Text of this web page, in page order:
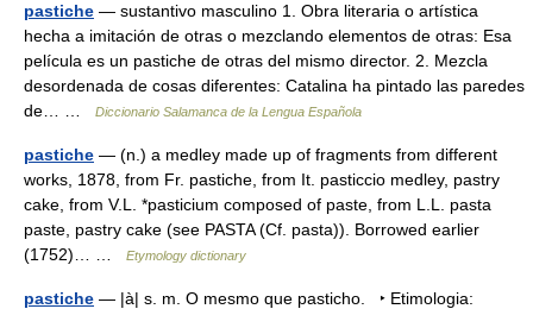
pastiche — sustantivo masculino 1. Obra literaria o artística
hecha a imitación de otras o mezclando elementos de otras: Esa
película es un pastiche de otras del mismo director. 2. Mezcla
desordenada de cosas diferentes: Catalina ha pintado las paredes
de… …
Diccionario Salamanca de la Lengua Española
pastiche — (n.) a medley made up of fragments from different
works, 1878, from Fr. pastiche, from It. pasticcio medley, pastry
cake, from V.L. *pasticium composed of paste, from L.L. pasta
paste, pastry cake (see PASTA (Cf. pasta)). Borrowed earlier
(1752)… …
Etymology dictionary
pastiche — |à| s. m. O mesmo que pasticho. ‣ Etimologia: